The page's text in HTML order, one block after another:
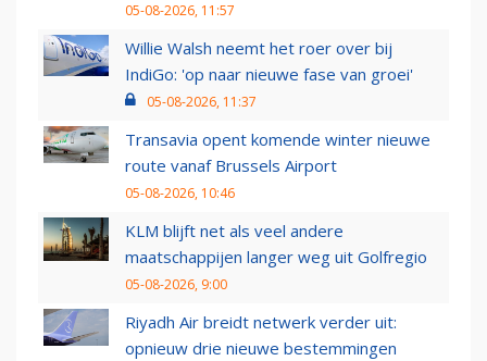
05-08-2026, 11:57
Willie Walsh neemt het roer over bij
IndiGo: 'op naar nieuwe fase van groei'
05-08-2026, 11:37
Transavia opent komende winter nieuwe
route vanaf Brussels Airport
05-08-2026, 10:46
KLM blijft net als veel andere
maatschappijen langer weg uit Golfregio
05-08-2026, 9:00
Riyadh Air breidt netwerk verder uit:
opnieuw drie nieuwe bestemmingen